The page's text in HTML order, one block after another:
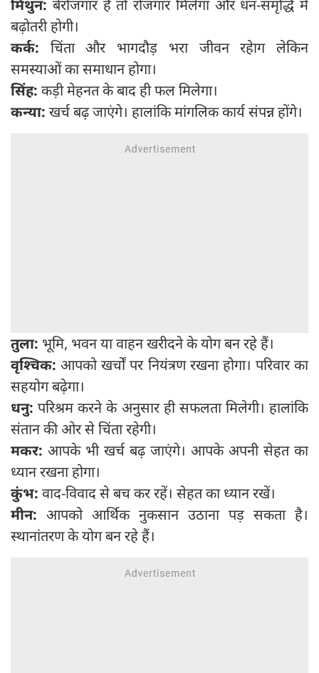
मिथुन: बेरोजगार हैं तो रोजगार मिलेगा और धन-समृद्धि में
बढ़ोतरी होगी।
कर्क: चिंता और भागदौड़ भरा जीवन रहेाग लेकिन
समस्याओं का समाधान होगा।
सिंह: कड़ी मेहनत के बाद ही फल मिलेगा।
कन्या: खर्च बढ़ जाएंगे। हालांकि मांगलिक कार्य संपन्न होंगे।
तुला: भूमि, भवन या वाहन खरीदने के योग बन रहे हैं।
वृश्चिक:आपको खर्चों पर नियंत्रण रखना होगा। परिवार का
सहयोग बढ़ेगा।
धनु:परिश्रम करने के अनुसार ही सफलता मिलेगी। हालांकि
संतान की ओर से चिंता रहेगी।
मकर: आपके भी खर्च बढ़ जाएंगे। आपके अपनी सेहत का
ध्यान रखना होगा।
कुंभ: वाद-विवाद से बच कर रहें। सेहत का ध्यान रखें।
मीन: आपको आर्थिक नुकसान उठाना पड़ सकता है।
स्थानांतरण के योग बन रहे हैं।